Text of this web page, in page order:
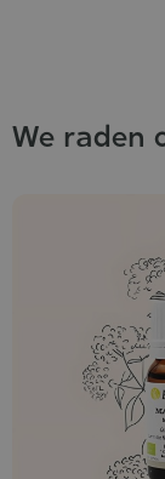
We raden